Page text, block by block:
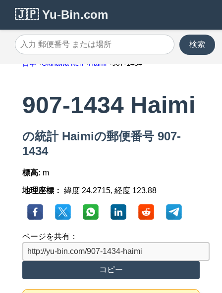
🇯🇵 Yu-Bin.com
入力 郵便番号 または場所
検索
日本 Okinawa Ken Haimi 907-1434
907-1434 Haimi
の統計 Haimiの郵便番号 907-
1434
標高: m
地理座標： 緯度 24.2715, 経度 123.88
ページを共有：
コピー